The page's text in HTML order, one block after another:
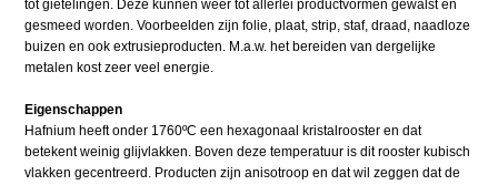
tot gietelingen. Deze kunnen weer tot allerlei productvormen gewalst en
gesmeed worden. Voorbeelden zijn folie, plaat, strip, staf, draad, naadloze
buizen en ook extrusieproducten. M.a.w. het bereiden van dergelijke
metalen kost zeer veel energie.
Eigenschappen
Hafnium heeft onder 1760ºC een hexagonaal kristalrooster en dat
betekent weinig glijvlakken. Boven deze temperatuur is dit rooster kubisch
vlakken gecentreerd. Producten zijn anisotroop en dat wil zeggen dat de